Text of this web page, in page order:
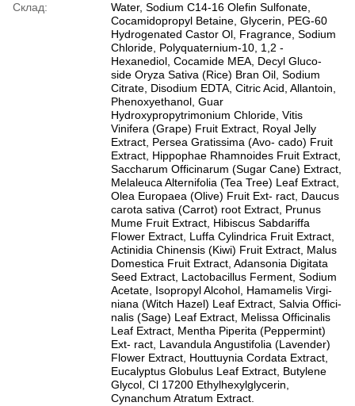
Склад:
Water, Sodium C14-16 Olefin Sulfonate,
Cocamidopropyl Betaine, Glycerin, PEG-60
Hydrogenated Castor Ol, Fragrance, Sodium
Chloride, Polyquaternium-10, 1,2 -
Hexanediol, Cocamide MEA, Decyl Gluco-
side Oryza Sativa (Rice) Bran Oil, Sodium
Citrate, Disodium EDTA, Citric Acid, Allantoin,
Phenoxyethanol, Guar
Hydroxypropytrimonium Chloride, Vitis
Vinifera (Grape) Fruit Extract, Royal Jelly
Extract, Persea Gratissima (Avo- cado) Fruit
Extract, Hippophae Rhamnoides Fruit Extract,
Saccharum Officinarum (Sugar Cane) Extract,
Melaleuca Alternifolia (Tea Tree) Leaf Extract,
Olea Europaea (Olive) Fruit Ext- ract, Daucus
carota sativa (Carrot) root Extract, Prunus
Mume Fruit Extract, Hibiscus Sabdariffa
Flower Extract, Luffa Cylindrica Fruit Extract,
Actinidia Chinensis (Kiwi) Fruit Extract, Malus
Domestica Fruit Extract, Adansonia Digitata
Seed Extract, Lactobacillus Ferment, Sodium
Acetate, Isopropyl Alcohol, Hamamelis Virgi-
niana (Witch Hazel) Leaf Extract, Salvia Offici-
nalis (Sage) Leaf Extract, Melissa Officinalis
Leaf Extract, Mentha Piperita (Peppermint)
Ext- ract, Lavandula Angustifolia (Lavender)
Flower Extract, Houttuynia Cordata Extract,
Eucalyptus Globulus Leaf Extract, Butylene
Glycol, Cl 17200 Ethylhexylglycerin,
Cynanchum Atratum Extract.